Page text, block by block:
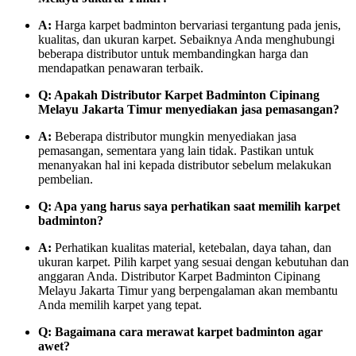
A: Harga karpet badminton bervariasi tergantung pada jenis,
kualitas, dan ukuran karpet. Sebaiknya Anda menghubungi
beberapa distributor untuk membandingkan harga dan
mendapatkan penawaran terbaik.
Q: Apakah Distributor Karpet Badminton Cipinang
Melayu Jakarta Timur menyediakan jasa pemasangan?
A: Beberapa distributor mungkin menyediakan jasa
pemasangan, sementara yang lain tidak. Pastikan untuk
menanyakan hal ini kepada distributor sebelum melakukan
pembelian.
Q: Apa yang harus saya perhatikan saat memilih karpet
badminton?
A: Perhatikan kualitas material, ketebalan, daya tahan, dan
ukuran karpet. Pilih karpet yang sesuai dengan kebutuhan dan
anggaran Anda. Distributor Karpet Badminton Cipinang
Melayu Jakarta Timur yang berpengalaman akan membantu
Anda memilih karpet yang tepat.
Q: Bagaimana cara merawat karpet badminton agar
awet?